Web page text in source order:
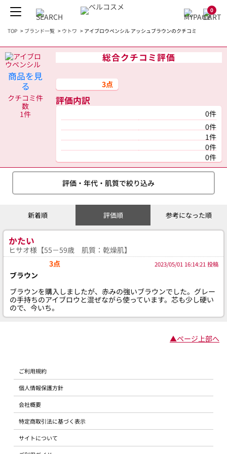
0
TOP > ブランド一覧 > ウトワ > アイブロウペンシル アッシュブラウンのクチコミ
商品を見
る
クチコミ件
数
1件
総合クチコミ評価
3点
評価内訳
0件
0件
1件
0件
0件
評価・年代・肌質で絞り込み
新着順 評価順 参考になった順
かたい
ヒサオ様【55－59歳 肌質：乾燥肌】
3点
2023/05/01 16:14:21 投稿
ブラウン
ブラウンを購入しましたが、赤みの強いブラウンでした。グレー
の手持ちのアイブロウと混ぜながら使っています。芯も少し硬い
ので、今いち。
▲ページ上部へ
ご利用規約
個人情報保護方針
会社概要
特定商取引法に基づく表示
サイトについて